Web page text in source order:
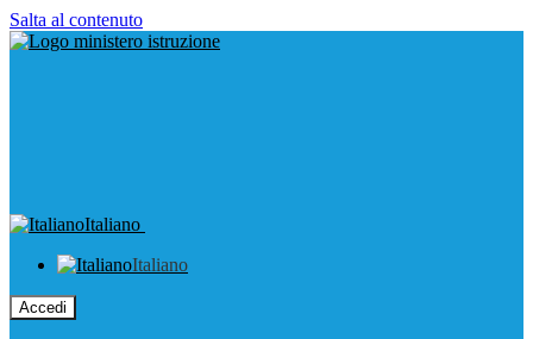
Salta al contenuto
Italiano
Italiano
Accedi